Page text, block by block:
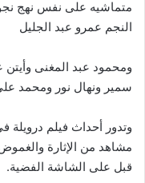
متماشيه على نفس نهج
النجم عمرو عبد الجليل
ومحمود عبد المغنى
سمير ونهال نور ومحمد
وتدور أحداث فيلم
مشاهد من الإثارة
قبل على الشاشة الفضية.